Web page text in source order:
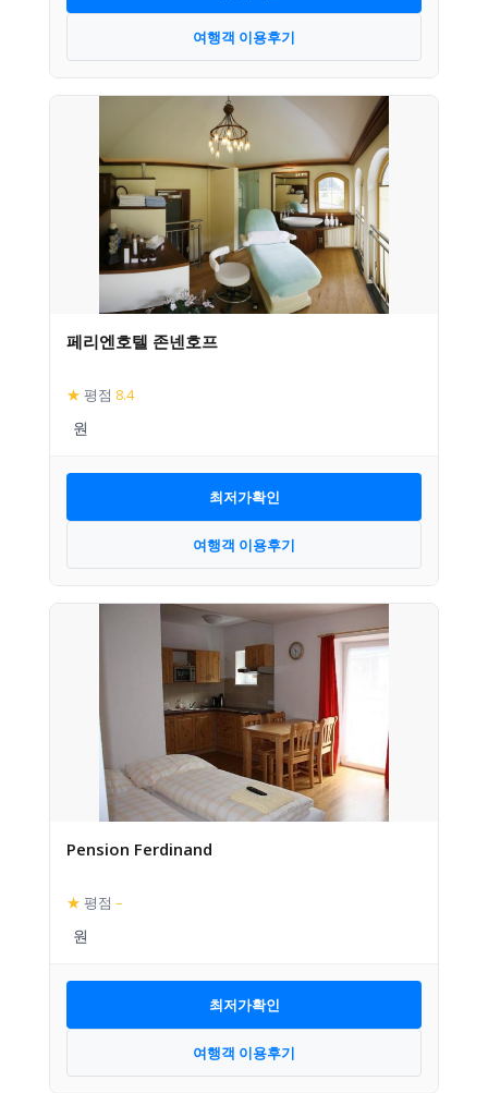
여행객 이용후기
페리엔호텔 존넨호프
★ 평점 8.4
최저가확인
여행객 이용후기
Pension Ferdinand
★ 평점 –
최저가확인
여행객 이용후기